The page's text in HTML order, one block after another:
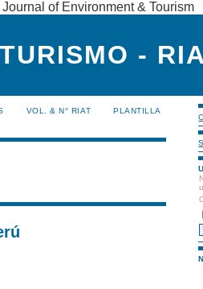
of Environment & Tourism
-
VOL. & N° RIAT
PLANTILLA